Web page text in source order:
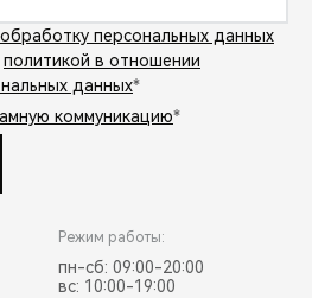
персональных данных
политикой в отношении
данных*
коммуникацию*
Режим работы:
пн-сб: 09:00-20:00
вс: 10:00-19:00